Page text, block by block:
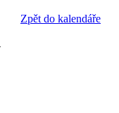
Zpět do kalendáře